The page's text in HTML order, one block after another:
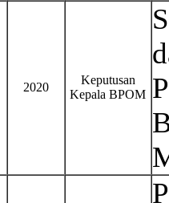
2020
Keputusan
Kepala BPOM